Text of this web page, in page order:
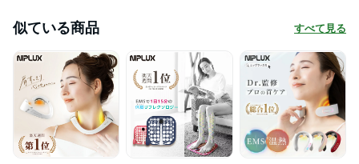
似ている商品 すべて見る